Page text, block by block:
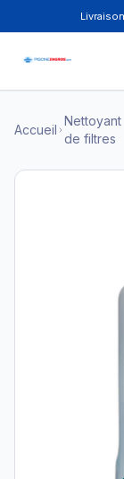
Accueil
Nettoyant
de filtres